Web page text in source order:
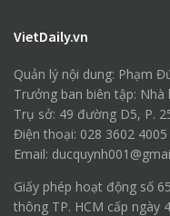
VietDaily.vn
Quản lý nội dung: Phạm
Trưởng ban biên tập:
Trụ sở: 49 đường D5, P.
Điện thoại: 028 3602
Email:
Giấy phép hoạt động số
thông TP. HCM cấp ngày